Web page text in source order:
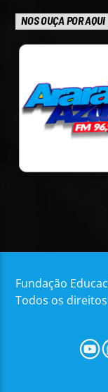
NOS OUÇA POR AQUI
Fundação
Todos os